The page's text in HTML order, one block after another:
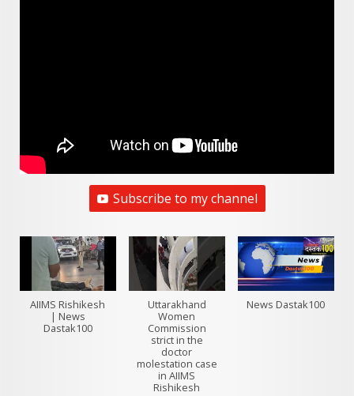
Subscribe to my channel
AIIMS Rishikesh
| News
Dastak100
Uttarakhand
Women
Commission
strict in the
doctor
molestation case
in AIIMS
Rishikesh
News Dastak100